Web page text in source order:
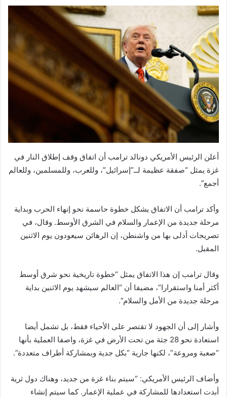
أعلن الرئيس الأمريكي دونالد ترامب أن اتفاق وقف إطلاق النار في
غزة يمثل “صفقة عظيمة لــ”إسرائيل”، وللعرب، وللمسلمين، وللعالم
أجمع”.
وأكد ترامب أن الاتفاق يشكل خطوة حاسمة نحو إنهاء الحرب وبداية
مرحلة جديدة من الإعمار والسلام في الشرق الأوسط. وقال، في
تصريحات أدلى بها من واشنطن، إن الرهائن سيعودون يوم الاثنين
المقبل.
وقال ترامب إن هذا الاتفاق يمثل “خطوة تاريخية نحو شرق أوسط
أكثر أمنا واستقرارا”، مضيفا أن “العالم سيشهد يوم الاثنين بداية
مرحلة جديدة من الأمل والسلام”.
وأشار إلى أن الجهود لا تقتصر على الأحياء فقط، بل تشمل أيضا
استعادة نحو 28 جثة من تحت الأرض في غزة، واصفا العملية بأنها
“صعبة ومروعة”، لكنها جارية “بكل جدية وبمشاركة أطراف متعددة”.
وأضاف الرئيس الأمريكي: “سيتم بناء غزة من جديد، وهناك دول ثرية
أبدت استعدادها للمشاركة في عملية الإعمار. كما سيتم إنشاء